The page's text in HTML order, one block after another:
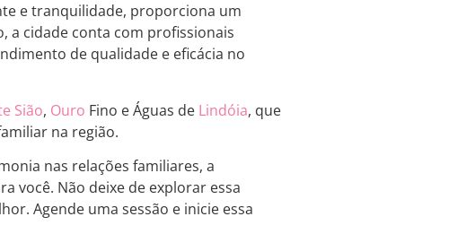
e tranquilidade, proporciona um
a cidade conta com profissionais
de qualidade e eficácia no
Sião, Ouro Fino e Águas de Lindóia, que
na região.
nas relações familiares, a
você. Não deixe de explorar essa
Agende uma sessão e inicie essa